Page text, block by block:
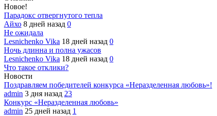
Новое!
Парадокс отвергнутого тепла
Айхо 8 дней назад 0
Не ожидала
Lesnichenko Vika 18 дней назад 0
Ночь длинна и полна ужасов
Lesnichenko Vika 18 дней назад 0
Что такое отклики?
Новости
Поздравляем победителей конкурса «Неразделенная любовь»!
admin 3 дня назад 23
Конкурс «Неразделенная любовь»
admin 25 дней назад 1